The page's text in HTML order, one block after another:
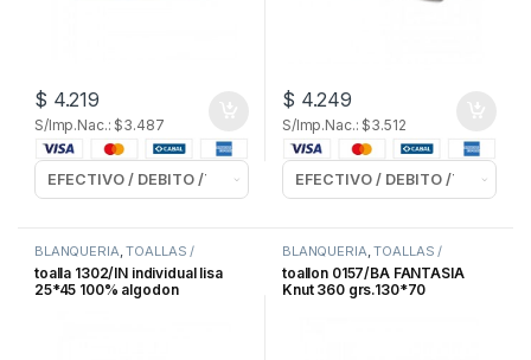
$ 4.219
S/Imp.Nac.: $3.487
$ 4.249
S/Imp.Nac.: $3.512
BLANQUERIA,TOALLAS /
TOALLONES
toalla 1302/IN individual lisa
25*45 100% algodon
BLANQUERIA,TOALLAS /
TOALLONES
toallon 0157/BA FANTASIA
Knut 360 grs.130*70